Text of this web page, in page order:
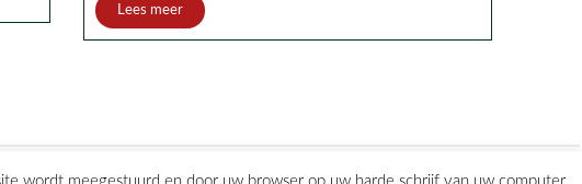
Lees meer